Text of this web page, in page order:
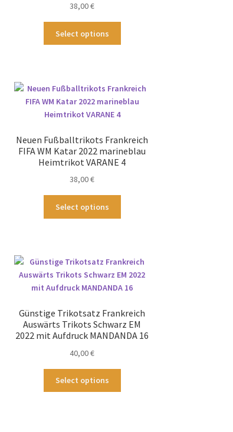
38,00€
Select options
auf.
Die
Optionen
auf
der
werden
Neuen Fußballtrikots Frankreich
FIFA WM Katar 2022 marineblau
Heimtrikot VARANE 4
38,00€
Select options
auf.
Die
Optionen
auf
der
werden
Günstige Trikotsatz Frankreich
Auswärts Trikots Schwarz EM
2022 mit Aufdruck MANDANDA 16
40,00€
Select options